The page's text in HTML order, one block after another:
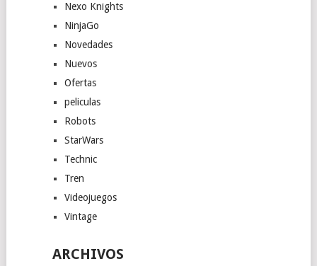
Nexo Knights
NinjaGo
Novedades
Nuevos
Ofertas
peliculas
Robots
StarWars
Technic
Tren
Videojuegos
Vintage
ARCHIVOS